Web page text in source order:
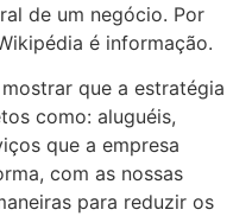
de um negócio. Por
é informação.
que a estratégia
como: aluguéis,
que a empresa
com as nossas
para reduzir os